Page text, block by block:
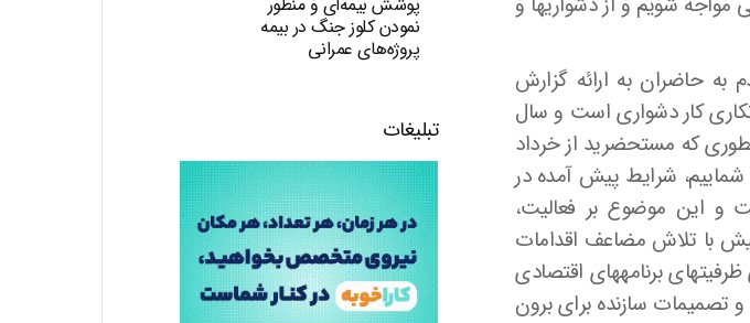
به حاضران به ارائه گزارش
کار دشواری است و سال
که مستحضرید از خرداد
شماییم، شرایط پیش آمده در
این موضوع بر فعالیت،
پیش با تلاش مضاعف اقدامات
برنامه­های اقتصادی
تصمیمات سازنده برای برون
نمودن کلوز جنگ در بیمه
پروژه‌های عمرانی
تبلیغات